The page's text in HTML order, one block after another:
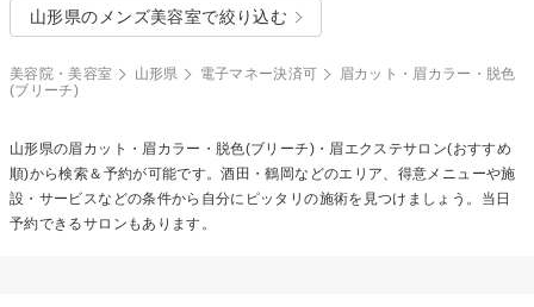
山形県のメンズ美容室で絞り込む
美容院・美容室 山形県 電子マネー決済可
眉カット・眉カラー・脱色
(ブリーチ)
山形県の眉カット・眉カラー・脱色(ブリーチ)・眉エクステサロン(おすすめ
順)から検索＆予約が可能です。酒田・鶴岡などのエリア、得意メニューや施
設・サービスなどの条件から自分にピッタリの施術を見つけましょう。当日
予約できるサロンもあります。